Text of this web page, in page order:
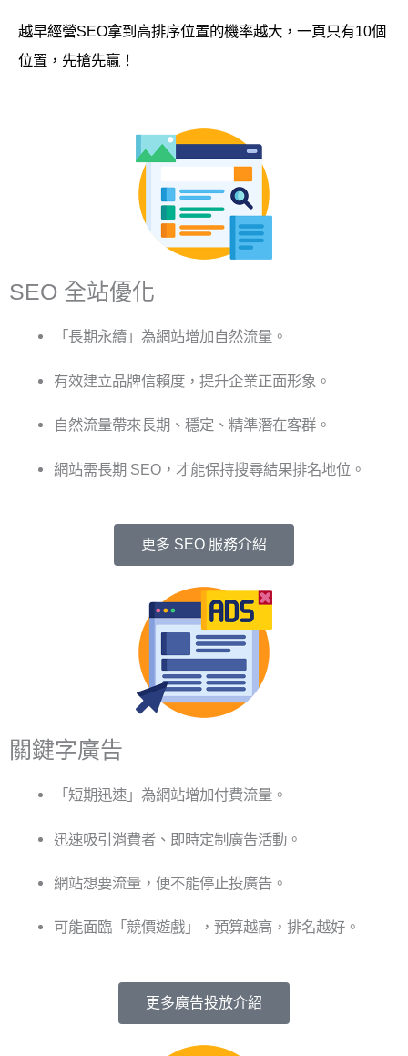
越早經營SEO拿到高排序位置的機率越大，一頁只有10個
位置，先搶先贏！
SEO 全站優化
「長期永續」為網站增加 自然流量 。
有效建立品牌信賴度，提升企業正面形象。
自然流量帶來長期、穩定、精準潛在客群。
網站需長期 SEO，才能保持搜尋結果排名地位。
更多 SEO 服務介紹
關鍵字廣告
「短期迅速」為網站增加付費流量。
迅速吸引消費者、即時定制廣告活動。
網站想要流量，便不能停止投廣告。
可能面臨「競價遊戲」，預算越高，排名越好。
更多廣告投放介紹